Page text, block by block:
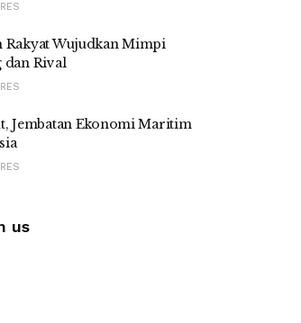
Rakyat Wujudkan Mimpi
dan Rival
Jembatan Ekonomi Maritim
us